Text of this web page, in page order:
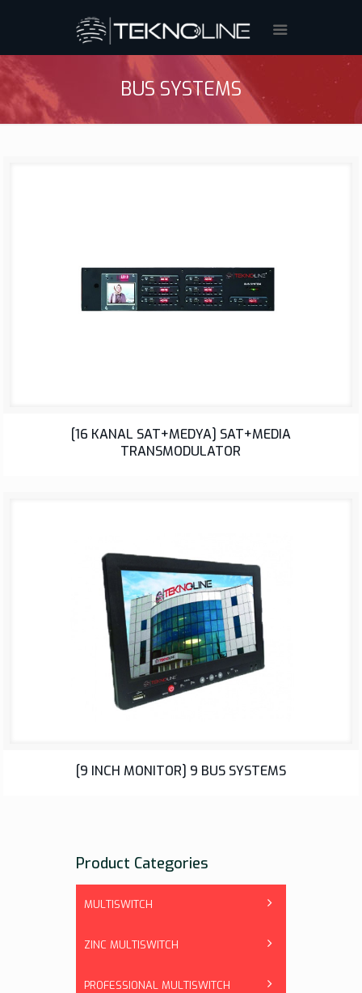
BUS SYSTEMS
BUS SYSTEMS
[16 KANAL SAT+MEDYA] SAT+MEDIA
TRANSMODULATOR
BUS SYSTEMS
[9 INCH MONITOR] 9 BUS SYSTEMS
Product Categories
MULTISWITCH
ZINC MULTISWITCH
PROFESSIONAL MULTISWITCH